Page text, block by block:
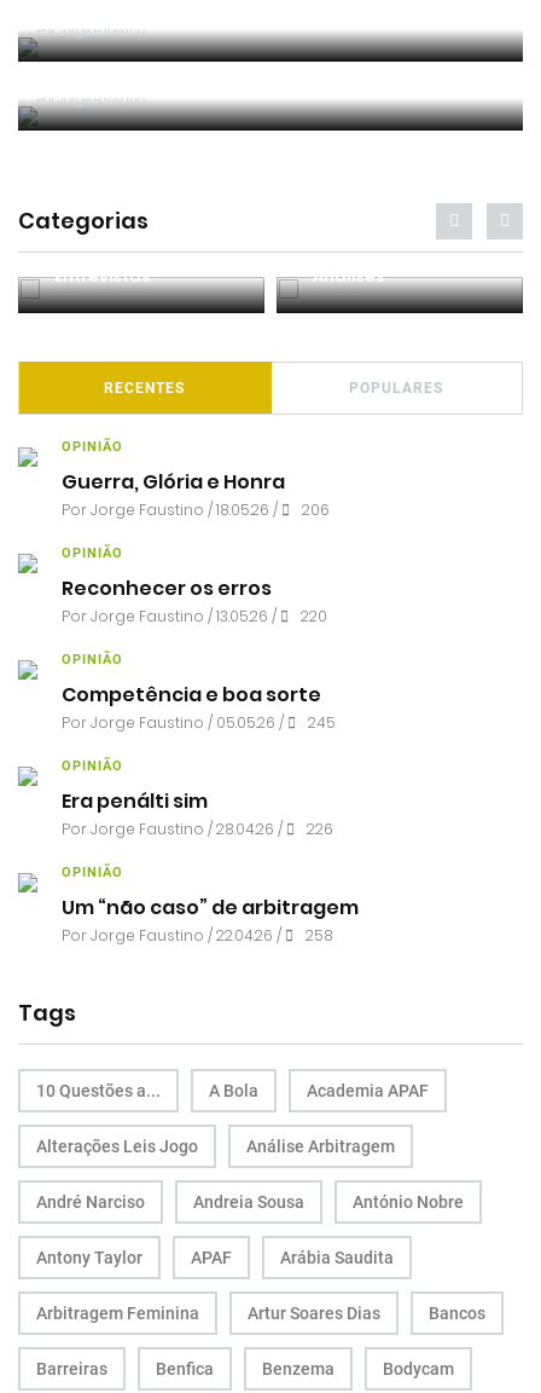
PorJorge Faustino
PorJorge Faustino
Categorias
Entrevistas Análises
RECENTES POPULARES
OPINIÃO
Guerra, Glória e Honra
PorJorge Faustino / 18.05.26 / 206
OPINIÃO
Reconhecer os erros
PorJorge Faustino / 13.05.26 / 220
OPINIÃO
Competência e boa sorte
PorJorge Faustino / 05.05.26 / 245
OPINIÃO
Era penálti sim
PorJorge Faustino / 28.04.26 / 226
OPINIÃO
Um “não caso” de arbitragem
PorJorge Faustino / 22.04.26 / 258
Tags
10 Questões a... A Bola Academia APAF
Alterações Leis Jogo Análise Arbitragem
André Narciso Andreia Sousa António Nobre
Antony Taylor APAF Arábia Saudita
Arbitragem Feminina Artur Soares Dias Bancos
Barreiras Benfica Benzema Bodycam